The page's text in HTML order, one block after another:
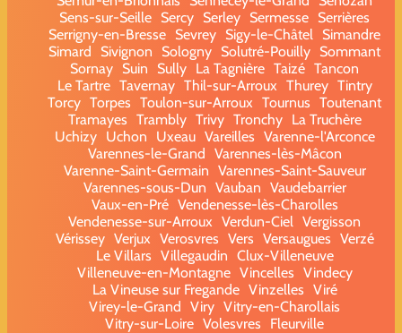
Sens-sur-Seille Sercy Serley Sermesse Serrières
Serrigny-en-Bresse Sevrey Sigy-le-Châtel
Simandre
Simard
Sivignon Sologny Solutré-Pouilly Sommant
Sornay Suin Sully La Tagnière Taizé Tancon
Le Tartre Tavernay Thil-sur-Arroux Thurey Tintry
Torcy Torpes Toulon-sur-Arroux Tournus Toutenant
Tramayes Trambly Trivy Tronchy
La Truchère
Uchizy
Uchon Uxeau Vareilles Varenne-l'Arconce
Varennes-le-Grand Varennes-lès-Mâcon
Varenne-Saint-Germain Varennes-Saint-Sauveur
Varennes-sous-Dun Vauban Vaudebarrier
Vaux-en-Pré Vendenesse-lès-Charolles
Vendenesse-sur-Arroux Verdun-Ciel Vergisson
Vérissey Verjux Verosvres Vers Versaugues Verzé
Le Villars Villegaudin Clux-Villeneuve
Villeneuve-en-Montagne Vincelles Vindecy
La Vineuse sur Fregande Vinzelles Viré
Virey-le-Grand Viry Vitry-en-Charollais
Vitry-sur-Loire Volesvres Fleurville